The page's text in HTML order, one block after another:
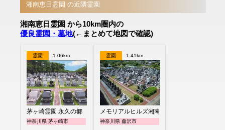
湘南恵日霊園 の近隣霊園
湘南恵日霊園 から10km圏内の
優良霊園・墓地(←まとめて地図で確認)
霊園 1.06km
茅ヶ崎霊園 永久の郷
神奈川県 茅ヶ崎市
霊園 1.41km
メモリアルヒルズ湘南
神奈川県 藤沢市